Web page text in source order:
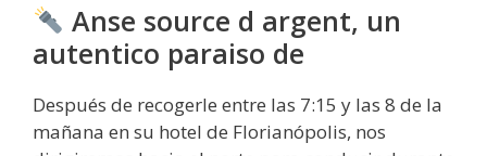
Anse source d argent, un
autentico paraiso de
Después de recogerle entre las 7:15 y las 8 de la
mañana en su hotel de Florianópolis, nos